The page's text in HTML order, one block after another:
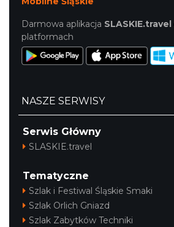
Darmowa aplikacja SLASKIE.travel
platformach
NASZE SERWISY
Serwis Główny
SLASKIE.travel
Tematyczne
Szlak i Festiwal Śląskie Smaki
Szlak Orlich Gniazd
Szlak Zabytków Techniki